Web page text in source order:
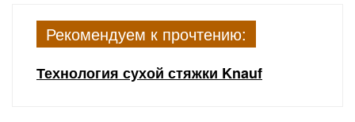
Рекомендуем к прочтению:
Технология сухой стяжки Knauf